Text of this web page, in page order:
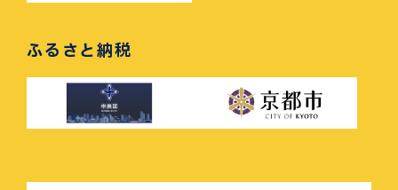
ふるさと納税